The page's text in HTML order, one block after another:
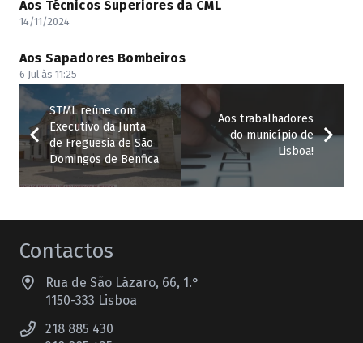
Aos Técnicos Superiores da CML
14/11/2024
Aos Sapadores Bombeiros
6 Jul às 11:25
STML reúne com
Executivo da Junta
de Freguesia de São
Domingos de Benfica
Aos trabalhadores
do município de
Lisboa!
Contactos
Rua de São Lázaro, 66, 1.°
1150-333 Lisboa
218 885 430